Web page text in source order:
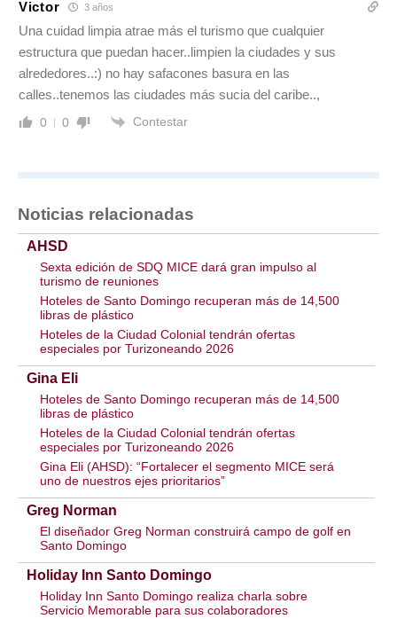
Victor 3 años
Una cuidad limpia atrae más el turismo que cualquier
estructura que puedan hacer..limpien la ciudades y sus
alrededores..:) no hay safacones basura en las
calles..tenemos las ciudades más sucia del caribe..,
0 0 Contestar
Noticias relacionadas
AHSD
Sexta edición de SDQ MICE dará gran impulso al
turismo de reuniones
Hoteles de Santo Domingo recuperan más de 14,500
libras de plástico
Hoteles de la Ciudad Colonial tendrán ofertas
especiales por Turizoneando 2026
Gina Eli
Hoteles de Santo Domingo recuperan más de 14,500
libras de plástico
Hoteles de la Ciudad Colonial tendrán ofertas
especiales por Turizoneando 2026
Gina Eli (AHSD): “Fortalecer el segmento MICE será
uno de nuestros ejes prioritarios”
Greg Norman
El diseñador Greg Norman construirá campo de golf en
Santo Domingo
Holiday Inn Santo Domingo
Holiday Inn Santo Domingo realiza charla sobre
Servicio Memorable para sus colaboradores